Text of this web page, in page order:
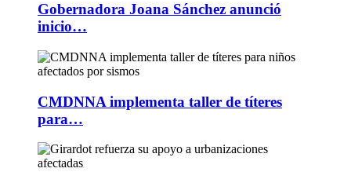
Gobernadora Joana Sánchez anunció
inicio…
CMDNNA implementa taller de títeres
para…